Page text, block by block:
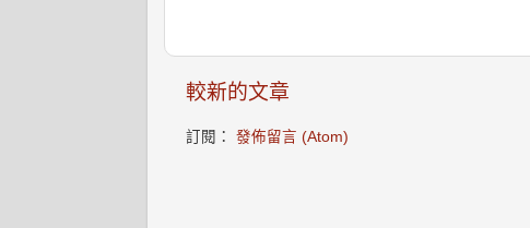
較新的文章
訂閱： 發佈留言 (Atom)